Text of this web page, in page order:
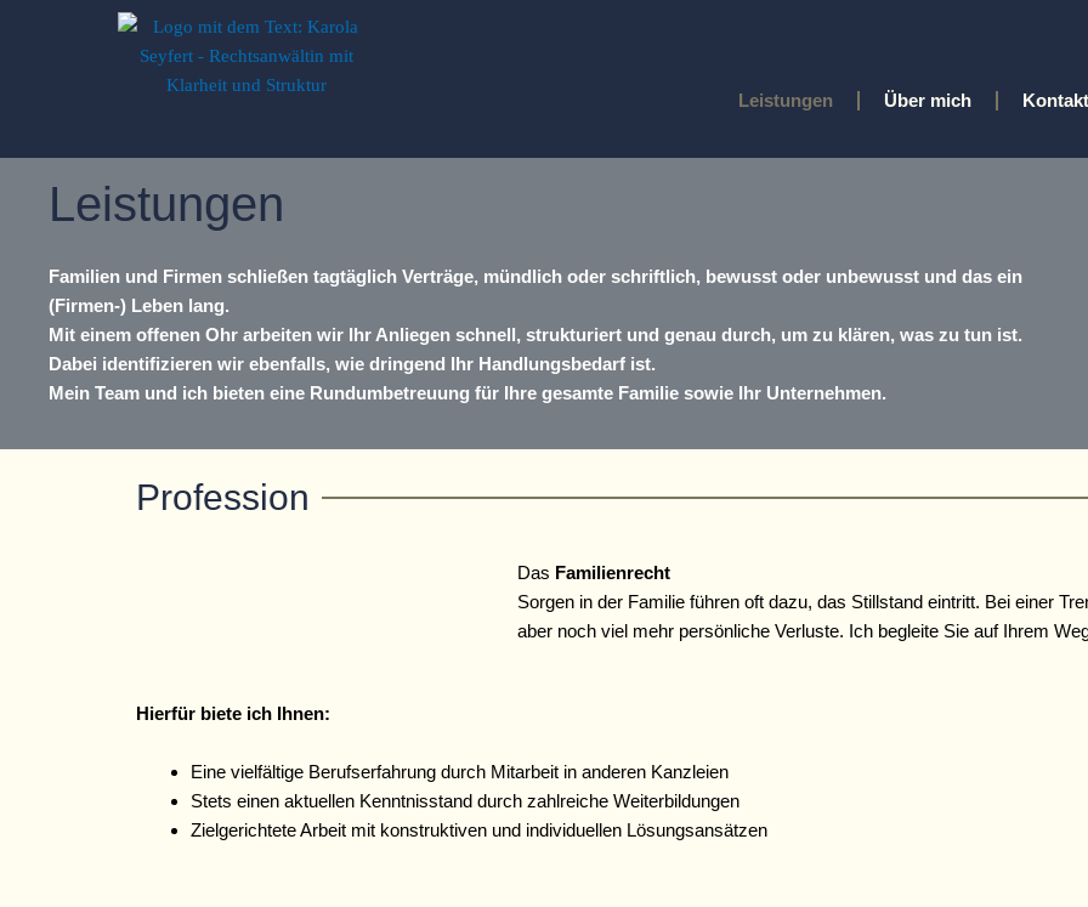
Leistungen Über mich Kontakt
Leistungen
Familien und Firmen schließen tagtäglich Verträge, mündlich oder schriftlich, bewusst oder unbewusst und das ein
(Firmen-) Leben lang.
Mit einem offenen Ohr arbeiten wir Ihr Anliegen schnell, strukturiert und genau durch, um zu klären, was zu tun ist.
Dabei identifizieren wir ebenfalls, wie dringend Ihr Handlungsbedarf ist.
Mein Team und ich bieten eine Rundumbetreuung für Ihre gesamte Familie sowie Ihr Unternehmen.
Profession
Das Familienrecht
Sorgen in der Familie führen oft dazu, das Stillstand eintritt. Bei einer
aber noch viel mehr persönliche Verluste. Ich begleite Sie auf Ihrem
Hierfür biete ich Ihnen:
Eine vielfältige Berufserfahrung durch Mitarbeit in anderen Kanzleien
Stets einen aktuellen Kenntnisstand durch zahlreiche Weiterbildungen
Zielgerichtete Arbeit mit konstruktiven und individuellen Lösungsansätzen